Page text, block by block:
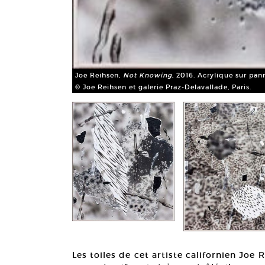
Joe Reihsen, Not Knowing, 2016. Acrylique sur
© Joe Reihsen et galerie Praz-Delavallade, Paris.
Les toiles de cet artiste californien Joe